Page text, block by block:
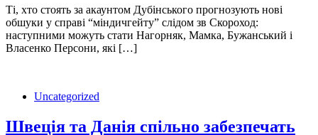
Ті, хто стоять за акаунтом Дубінського прогнозують нові
обшуки у справі “міндичгейту” слідом зв Скороход:
наступними можуть стати Нагорняк, Мамка, Бужанський і
Власенко ‍️Персони, які […]
Uncategorized
Швеція та Данія спільно забезпечать